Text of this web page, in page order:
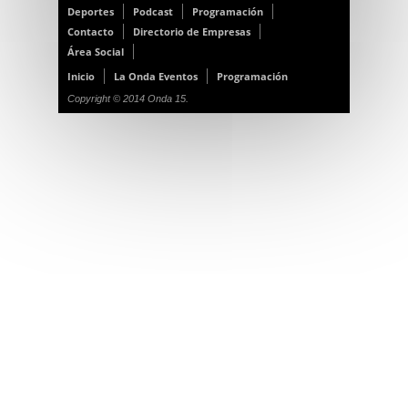
Deportes
Podcast
Programación
Contacto
Directorio de Empresas
Área Social
Inicio
La Onda Eventos Programación
Copyright © 2014 Onda 15.